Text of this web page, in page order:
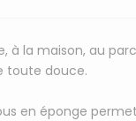
la maison, au
toute douce.
en éponge